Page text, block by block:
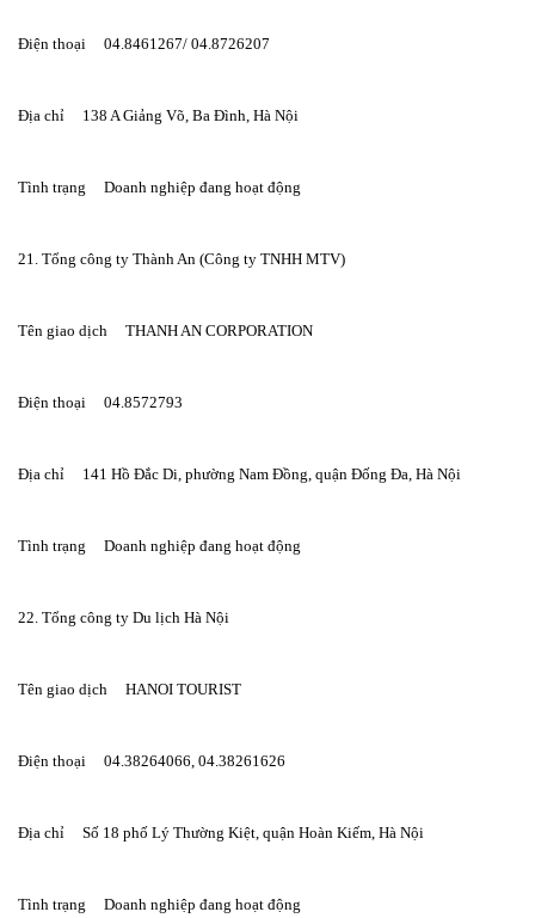
Điện thoại     04.8461267/ 04.8726207
Địa chỉ     138 A Giảng Võ, Ba Đình, Hà Nội
Tình trạng     Doanh nghiệp đang hoạt động
21. Tổng công ty Thành An (Công ty TNHH MTV)
Tên giao dịch     THANH AN CORPORATION
Điện thoại     04.8572793
Địa chỉ     141 Hồ Đắc Di, phường Nam Đồng, quận Đống Đa, Hà Nội
Tình trạng     Doanh nghiệp đang hoạt động
22. Tổng công ty Du lịch Hà Nội
Tên giao dịch     HANOI TOURIST
Điện thoại     04.38264066, 04.38261626
Địa chỉ     Số 18 phố Lý Thường Kiệt, quận Hoàn Kiếm, Hà Nội
Tình trạng     Doanh nghiệp đang hoạt động